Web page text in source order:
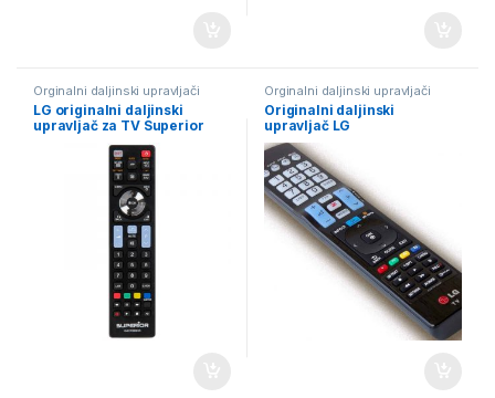
Orginalni daljinski upravljači
LG originalni daljinski
upravljač za TV Superior
Orginalni daljinski upravljači
Originalni daljinski
upravljač LG